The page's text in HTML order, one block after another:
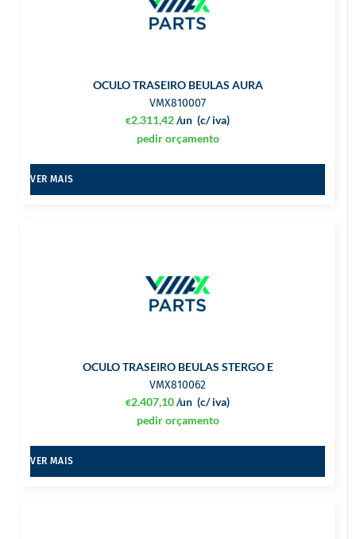
OCULO TRASEIRO BEULAS AURA
VMX810007
€2.311,42 (c/ iva)
/un
pedir orçamento
VER MAIS
OCULO TRASEIRO BEULAS STERGO E
VMX810062
€2.407,10 (c/ iva)
/un
pedir orçamento
VER MAIS